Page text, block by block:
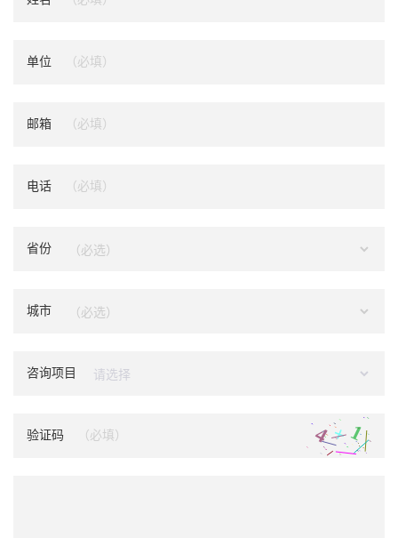
单位
邮箱
电话
省份
城市
咨询项目
验证码